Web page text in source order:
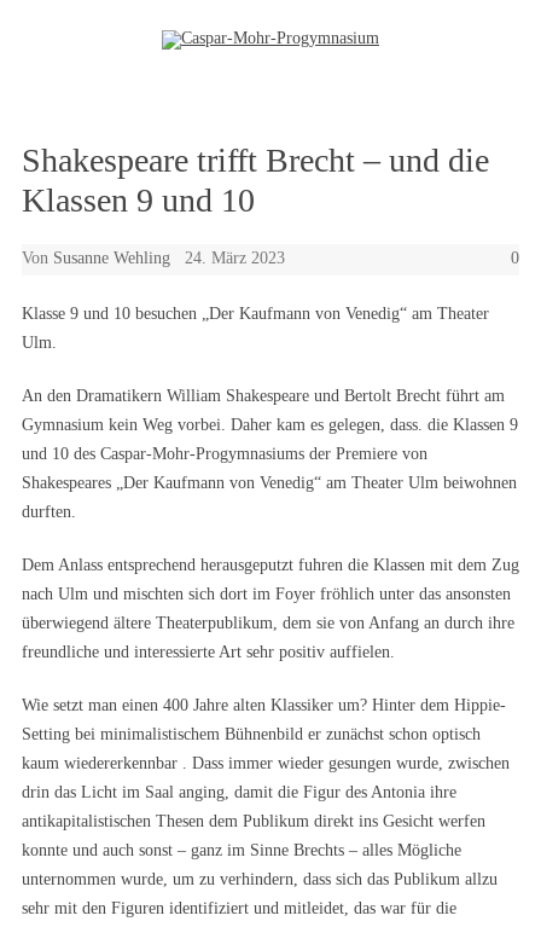
Shakespeare trifft Brecht – und die
Klassen 9 und 10
Von Susanne Wehling 24. März 2023 0
Klasse 9 und 10 besuchen „Der Kaufmann von Venedig“ am Theater
Ulm.
An den Dramatikern William Shakespeare und Bertolt Brecht führt am
Gymnasium kein Weg vorbei. Daher kam es gelegen, dass. die Klassen 9
und 10 des Caspar-Mohr-Progymnasiums der Premiere von
Shakespeares „Der Kaufmann von Venedig“ am Theater Ulm beiwohnen
durften.
Dem Anlass entsprechend herausgeputzt fuhren die Klassen mit dem Zug
nach Ulm und mischten sich dort im Foyer fröhlich unter das ansonsten
überwiegend ältere Theaterpublikum, dem sie von Anfang an durch ihre
freundliche und interessierte Art sehr positiv auffielen.
Wie setzt man einen 400 Jahre alten Klassiker um? Hinter dem Hippie-
Setting bei minimalistischem Bühnenbild er zunächst schon optisch
kaum wiedererkennbar . Dass immer wieder gesungen wurde, zwischen
drin das Licht im Saal anging, damit die Figur des Antonia ihre
antikapitalistischen Thesen dem Publikum direkt ins Gesicht werfen
konnte und auch sonst – ganz im Sinne Brechts – alles Mögliche
unternommen wurde, um zu verhindern, dass sich das Publikum allzu
sehr mit den Figuren identifiziert und mitleidet, das war für die